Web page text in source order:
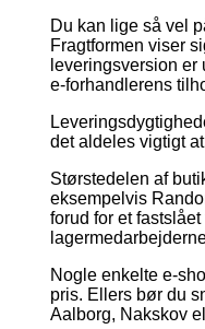
Du kan lige så vel
Fragtformen viser
leveringsversion
e-forhandlerens
det aldeles vigtigt
Størstedelen af
eksempelvis
forud for et
Nogle enkelte e-
pris. Ellers bør du
Aalborg, Nakskov